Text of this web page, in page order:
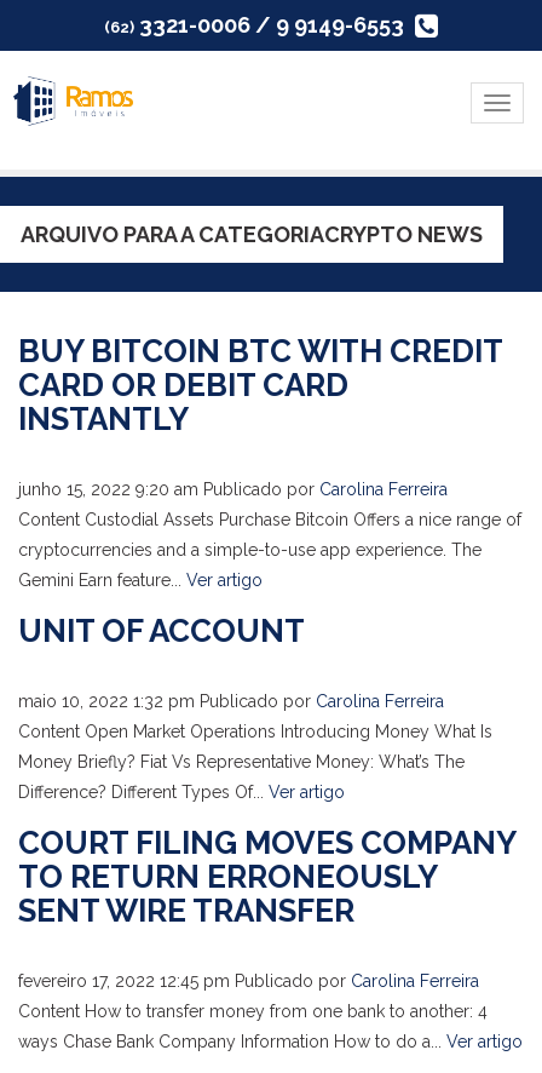
(62) 3321-0006 / 9 9149-6553
Menu
ARQUIVO PARA A CATEGORIACRYPTO NEWS
BUY BITCOIN BTC WITH CREDIT
CARD OR DEBIT CARD
INSTANTLY
junho 15, 2022 9:20 am Publicado por Carolina Ferreira
Content Custodial Assets Purchase Bitcoin Offers a nice range of
cryptocurrencies and a simple-to-use app experience. The
Gemini Earn feature... Ver artigo
UNIT OF ACCOUNT
maio 10, 2022 1:32 pm Publicado por Carolina Ferreira
Content Open Market Operations Introducing Money What Is
Money Briefly? Fiat Vs Representative Money: What’s The
Difference? Different Types Of... Ver artigo
COURT FILING MOVES COMPANY
TO RETURN ERRONEOUSLY
SENT WIRE TRANSFER
fevereiro 17, 2022 12:45 pm Publicado por Carolina Ferreira
Content How to transfer money from one bank to another: 4
ways Chase Bank Company Information How to do a... Ver artigo